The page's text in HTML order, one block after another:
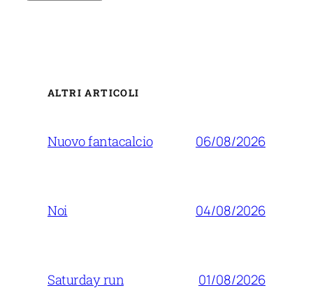
ALTRI ARTICOLI
Nuovo fantacalcio 06/08/2026
Noi 04/08/2026
Saturday run 01/08/2026